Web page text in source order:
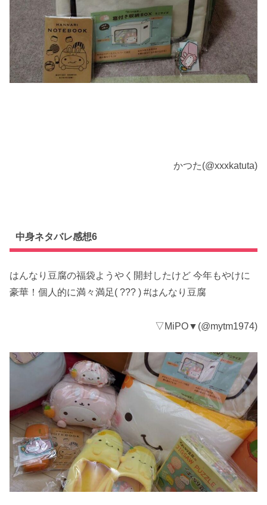
かつた(@xxxkatuta)
中身ネタバレ感想6
はんなり豆腐の福袋ようやく開封したけど 今年もやけに
豪華！個人的に満々満足( ??? ) #はんなり豆腐
▽MiPO▼(@mytm1974)